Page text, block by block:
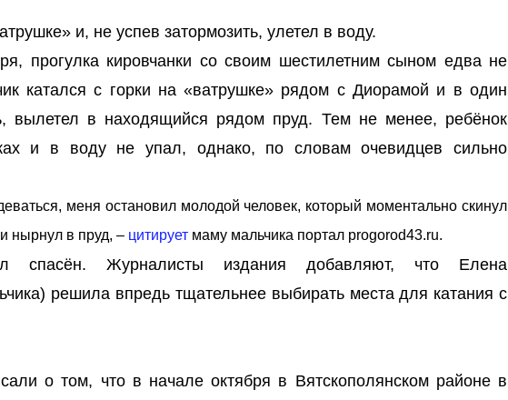
и, не успев затормозить, улетел в воду.
прогулка кировчанки со своим шестилетним сыном едва не
катался с горки на «ватрушке» рядом с Диорамой и в один
вылетел в находящийся рядом пруд. Тем не менее, ребёнок
и в воду не упал, однако, по словам очевидцев сильно
меня остановил молодой человек, который моментально скинул
нырнул в пруд, – цитирует маму мальчика портал progorod43.ru.
спасён. Журналисты издания добавляют, что Елена
решила впредь тщательнее выбирать места для катания с
о том, что в начале октября в Вятскополянском районе в